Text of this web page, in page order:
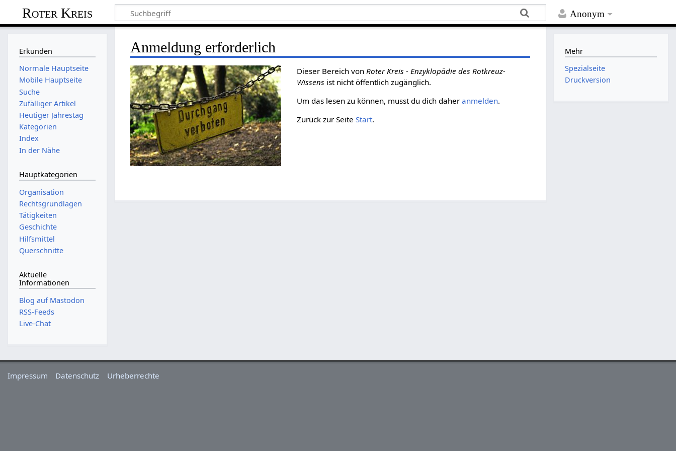
Anonym
Roter Kreis
Anmeldung erforderlich
Dieser Bereich von Roter Kreis - Enzyklopädie des Rotkreuz-
Wissens ist nicht öffentlich zugänglich.
Um das lesen zu können, musst du dich daher anmelden.
Zurück zur Seite Start.
Erkunden
Normale Hauptseite
Mobile Hauptseite
Suche
Zufälliger Artikel
Heutiger Jahrestag
Kategorien
Index
In der Nähe
Hauptkategorien
Organisation
Rechtsgrundlagen
Tätigkeiten
Geschichte
Hilfsmittel
Querschnitte
Aktuelle
Informationen
Blog auf Mastodon
RSS-Feeds
Live-Chat
Mehr
Spezialseite
Druckversion
Impressum Datenschutz Urheberrechte